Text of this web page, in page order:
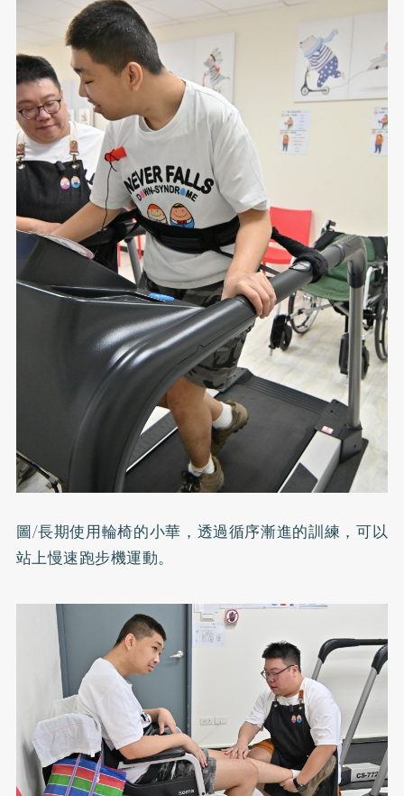
圖/長期使用輪椅的小華，透過循序漸進的訓練，可以
站上慢速跑步機運動。